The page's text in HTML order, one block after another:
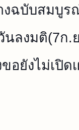
งฉบับสมบู
นลงมติ(7ก.
อยังไม่เปิด